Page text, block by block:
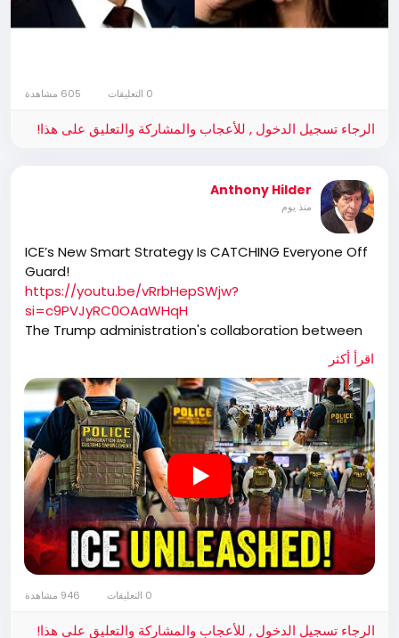
الرجاء تسجيل الدخول , للأعجاب والمشاركة والتعليق على هذا!
Anthony Hilder
منذ يوم
ICE’s New Smart Strategy Is CATCHING Everyone Off
Guard!
https://youtu.be/vRrbHepSWjw?
si=c9PVJyRC0OAaWHqH
The Trump administration's collaboration between
ICE and TSA has transformed airport security into a
high-efficiency immigration enforcement operation.
By capturing individuals who have already identified
themselves at security checkpoints, ICE has not only
ramped up apprehensions but also removed
dangerous criminals from the streets, contributing
to significant drops in national crime rates.
اقرأ أكثر
الرجاء تسجيل الدخول , للأعجاب والمشاركة والتعليق على هذا!